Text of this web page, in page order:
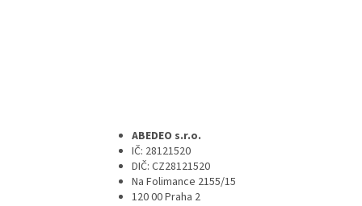
ABEDEO s.r.o.
IČ: 28121520
DIČ: CZ28121520
Na Folimance 2155/15
120 00 Praha 2